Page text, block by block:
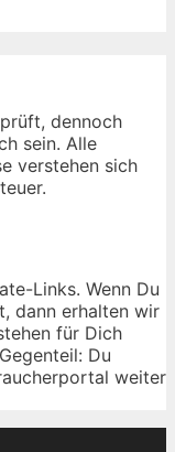
dennoch
sein. Alle
verstehen sich
Links. Wenn Du
dann erhalten wir
für Dich
Du
weiter